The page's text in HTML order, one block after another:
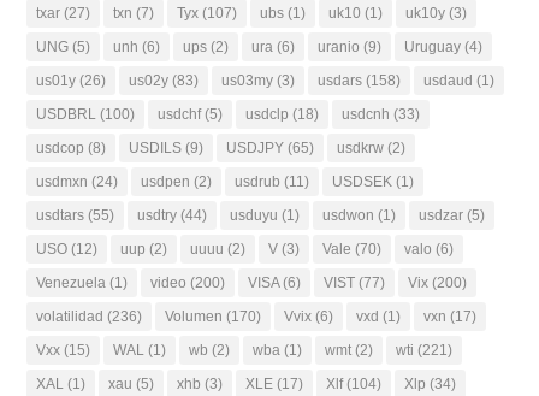
txar (27) txn (7) Tyx (107) ubs (1) uk10 (1) uk10y (3)
UNG (5) unh (6) ups (2) ura (6) uranio (9) Uruguay (4)
us01y (26) us02y (83) us03my (3) usdars (158) usdaud (1)
USDBRL (100) usdchf(5) usdclp (18) usdcnh (33)
usdcop (8) USDILS (9) USDJPY (65) usdkrw (2)
usdmxn (24) usdpen (2) usdrub (11) USDSEK (1)
usdtars (55) usdtry (44) usduyu (1) usdwon (1) usdzar (5)
USO (12) uup (2) uuuu (2) V (3) Vale (70) valo (6)
Venezuela (1) video (200) VISA(6) VIST (77) Vix (200)
volatilidad (236) Volumen (170) Vvix (6) vxd (1) vxn (17)
Vxx (15) WAL (1) wb (2) wba (1) wmt (2) wti (221)
XAL (1) xau (5) xhb (3) XLE (17) Xlf(104) Xlp (34)